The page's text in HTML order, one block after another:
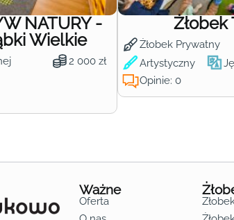
NATURY -
Wielkie
2 000 zł
Żłobek
Żłobek Prywatny
Artystyczny
Opinie: 0
Ważne
Oferta